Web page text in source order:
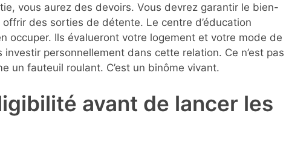
vous aurez des devoirs. Vous devrez garantir le bien-
offrir des sorties de détente. Le centre d’éducation
occuper. Ils évalueront votre logement et votre mode de
personnellement dans cette relation. Ce n’est pas
un fauteuil roulant. C’est un binôme vivant.
avant de lancer les